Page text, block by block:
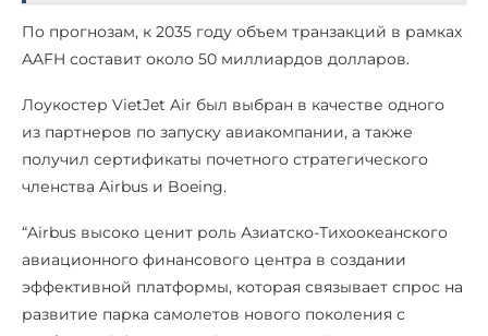
По прогнозам, к 2035 году объем транзакций в рамках
AAFH составит около 50 миллиардов долларов.
Лоукостер VietJet Air был выбран в качестве одного
из партнеров по запуску авиакомпании, а также
получил сертификаты почетного стратегического
членства Airbus и Boeing.
“Airbus высоко ценит роль Азиатско-Тихоокеанского
авиационного финансового центра в создании
эффективной платформы, которая связывает спрос на
развитие парка самолетов нового поколения с